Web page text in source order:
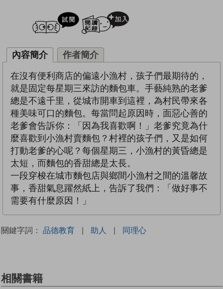
試閲
內容簡介 作者簡介
在沒有便利商店的偏遠小漁村，孩子們最期待的，
就是固定每星期三來訪的麵包車。手藝純熟的老爹
總是不遠千里，從城市開車到這裡，為村民帶來各
種美味可口的麵包。每當問起原因時，面惡心善的
老爹會告訴你：「因為我喜歡啊！」老爹究竟為什
麼喜歡到小漁村賣麵包？村裡的孩子們，又是如何
打動老爹的心呢？每個星期三，小漁村的黃昏總是
太短，而麵包的香甜總是太長。
一段穿梭在城市麵包店與鄉間小漁村之間的溫馨故
事，香甜氣息躍然紙上，告訴了我們：「做好事不
需要有什麼原因！」
關鍵字詞： 品德教育 | 助人 | 同理心
相關書籍